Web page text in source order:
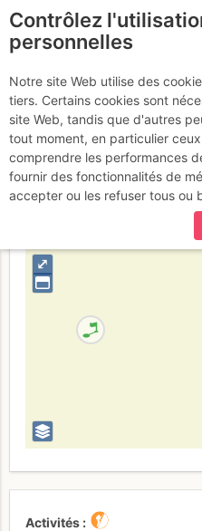
Ben Nevis
Curtain
⤢
Activités
Contrôlez
personnelles
Notre site Web utilise des
tiers. Certains cookies sont
site Web, tandis que d'autres
tout moment, en particulier
comprendre les performances
fournir des fonctionnalités de
accepter ou les refuser tous ou